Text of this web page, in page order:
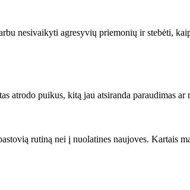
nesivaikyti agresyvių priemonių ir stebėti,
atrodo puikus, kitą jau atsiranda paraudimas
rutiną nei į nuolatines naujoves. Kartais